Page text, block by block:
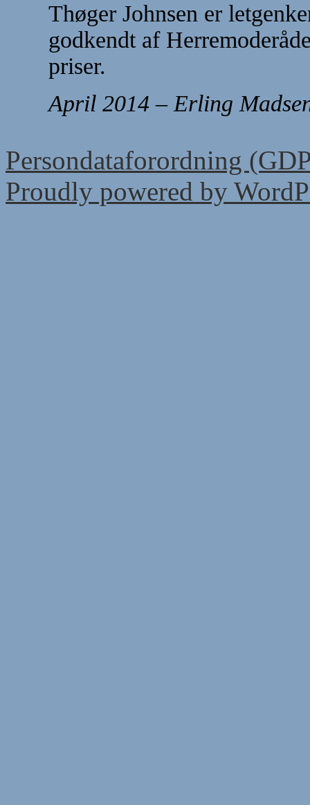
Thøger Johnsen er
godkendt af
priser.
April 2014 – Erling
Persondataforordning
Proudly powered by